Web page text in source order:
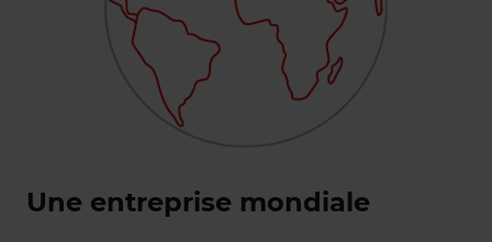
Une entreprise mondiale